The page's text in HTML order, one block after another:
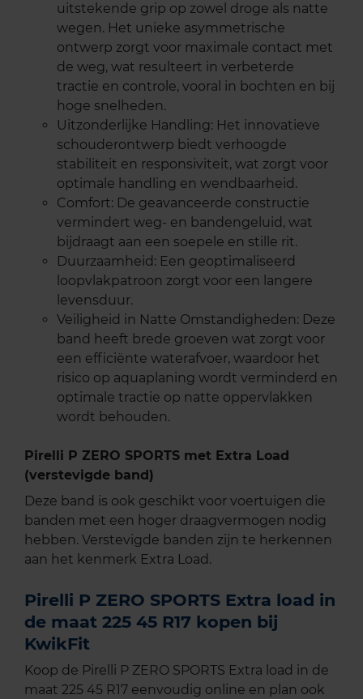
uitstekende grip op zowel droge als natte
wegen. Het unieke asymmetrische
ontwerp zorgt voor maximale contact met
de weg, wat resulteert in verbeterde
tractie en controle, vooral in bochten en bij
hoge snelheden.
Uitzonderlijke Handling: Het innovatieve
schouderontwerp biedt verhoogde
stabiliteit en responsiviteit, wat zorgt voor
optimale handling en wendbaarheid.
Comfort: De geavanceerde constructie
vermindert weg- en bandengeluid, wat
bijdraagt aan een soepele en stille rit.
Duurzaamheid: Een geoptimaliseerd
loopvlakpatroon zorgt voor een langere
levensduur.
Veiligheid in Natte Omstandigheden: Deze
band heeft brede groeven wat zorgt voor
een efficiënte waterafvoer, waardoor het
risico op aquaplaning wordt verminderd en
optimale tractie op natte oppervlakken
wordt behouden.
Pirelli P ZERO SPORTS met Extra Load
(verstevigde band)
Deze band is ook geschikt voor voertuigen die
banden met een hoger draagvermogen nodig
hebben. Verstevigde banden zijn te herkennen
aan het kenmerk Extra Load.
Pirelli P ZERO SPORTS Extra load in
de maat 225 45 R17 kopen bij
KwikFit
Koop de Pirelli P ZERO SPORTS Extra load in de
maat 225 45 R17 eenvoudig online en plan ook